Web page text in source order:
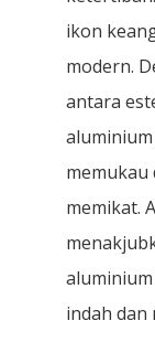
ikon
modern.
antara
memukau
memikat.
indah dan